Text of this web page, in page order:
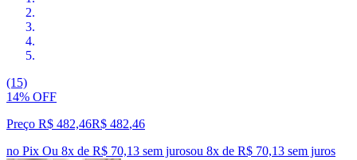
(15)
14% OFF
Preço R$ 482,46R$ 482,46
no Pix Ou 8x de R$ 70,13 sem jurosou 8x de R$ 70,13 sem juros